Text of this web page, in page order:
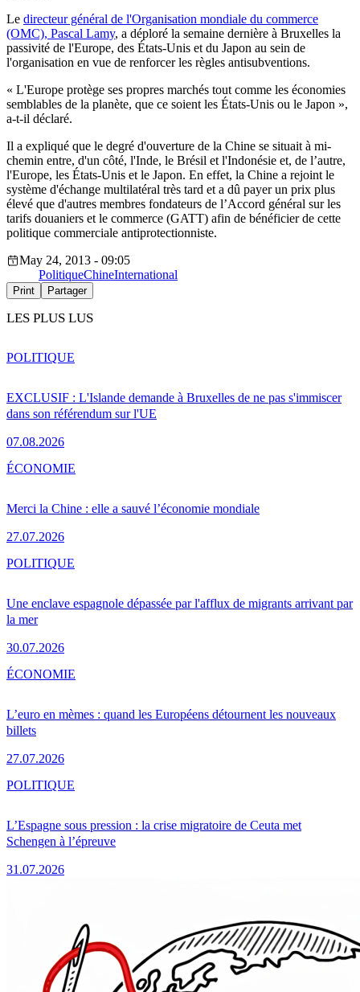
Le directeur général de l'Organisation mondiale du commerce
(OMC), Pascal Lamy, a déploré la semaine dernière à Bruxelles la
passivité de l'Europe, des États-Unis et du Japon au sein de
l'organisation en vue de renforcer les règles antisubventions.
« L'Europe protège ses propres marchés tout comme les économies
semblables de la planète, que ce soient les États-Unis ou le Japon »,
a-t-il déclaré.
Il a expliqué que le degré d'ouverture de la Chine se situait à mi-
chemin entre, d'un côté, l'Inde, le Brésil et l'Indonésie et, de l’autre,
l'Europe, les États-Unis et le Japon. En effet, la Chine a rejoint le
système d'échange multilatéral très tard et a dû payer un prix plus
élevé que d'autres membres fondateurs de l’Accord général sur les
tarifs douaniers et le commerce (GATT) afin de bénéficier de cette
politique commerciale antiprotectionniste.
May 24, 2013 - 09:05
PolitiqueChineInternational
Print Partager
LES PLUS LUS
EXCLUSIF : L'Islande demande à Bruxelles de ne pas s'immiscer
dans son référendum sur l'UE
07.08.2026
POLITIQUE
Merci la Chine : elle a sauvé l’économie mondiale
27.07.2026
ÉCONOMIE
Une enclave espagnole dépassée par l'afflux de migrants arrivant par
la mer
30.07.2026
POLITIQUE
L’euro en mèmes : quand les Européens détournent les nouveaux
billets
27.07.2026
ÉCONOMIE
L’Espagne sous pression : la crise migratoire de Ceuta met
Schengen à l’épreuve
31.07.2026
POLITIQUE